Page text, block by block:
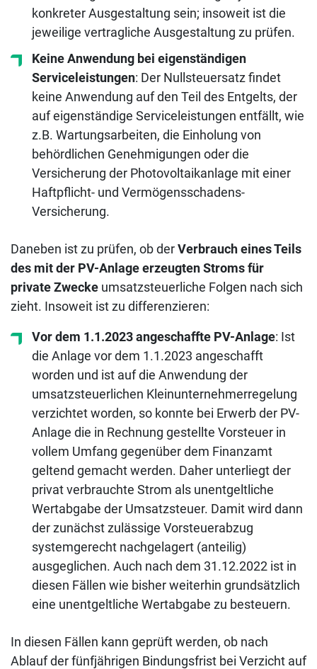
konkreter Ausgestaltung sein; insoweit ist die
jeweilige vertragliche Ausgestaltung zu prüfen.
Keine Anwendung bei eigenständigen
Serviceleistungen: Der Nullsteuersatz findet
keine Anwendung auf den Teil des Entgelts, der
auf eigenständige Serviceleistungen entfällt, wie
z.B. Wartungsarbeiten, die Einholung von
behördlichen Genehmigungen oder die
Versicherung der Photovoltaikanlage mit einer
Haftpflicht- und Vermögensschadens-
Versicherung.
Daneben ist zu prüfen, ob derVerbrauch eines Teils
des mit der PV-Anlage erzeugten Stroms für
private Zwecke umsatzsteuerliche Folgen nach sich
zieht. Insoweit ist zu differenzieren:
Vor dem 1.1.2023 angeschaffte PV-Anlage: Ist
die Anlage vor dem 1.1.2023 angeschafft
worden und ist auf die Anwendung der
umsatzsteuerlichen Kleinunternehmerregelung
verzichtet worden, so konnte bei Erwerb der PV-
Anlage die in Rechnung gestellte Vorsteuer in
vollem Umfang gegenüber dem Finanzamt
geltend gemacht werden. Daher unterliegt der
privat verbrauchte Strom als unentgeltliche
Wertabgabe der Umsatzsteuer. Damit wird dann
der zunächst zulässige Vorsteuerabzug
systemgerecht nachgelagert (anteilig)
ausgeglichen. Auch nach dem 31.12.2022 ist in
diesen Fällen wie bisher weiterhin grundsätzlich
eine unentgeltliche Wertabgabe zu besteuern.
In diesen Fällen kann geprüft werden, ob nach
Ablauf der fünfjährigen Bindungsfrist bei Verzicht auf